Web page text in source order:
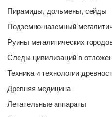
Пирамиды, дольмены, сейды
Подземно-наземный
Руины мегалитических
Следы цивилизаций в
Техника и технологии
Древняя медицина
Летательные аппараты